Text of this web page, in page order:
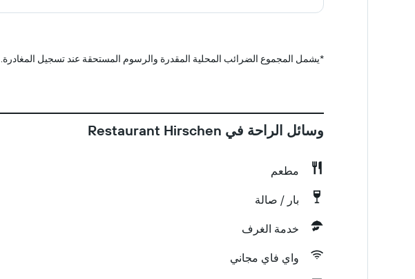
*يشمل المجموع الضرائب المحلية المقدرة والرسوم المستحقة عند تسجيل المغادرة.
وسائل الراحة في Restaurant Hirschen
مطعم
بار / صالة
خدمة الغرف
واي فاي مجاني